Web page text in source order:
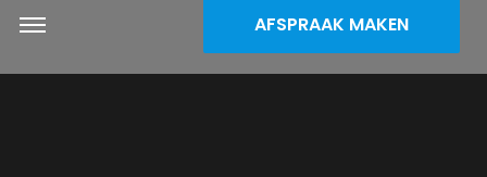
AFSPRAAK MAKEN